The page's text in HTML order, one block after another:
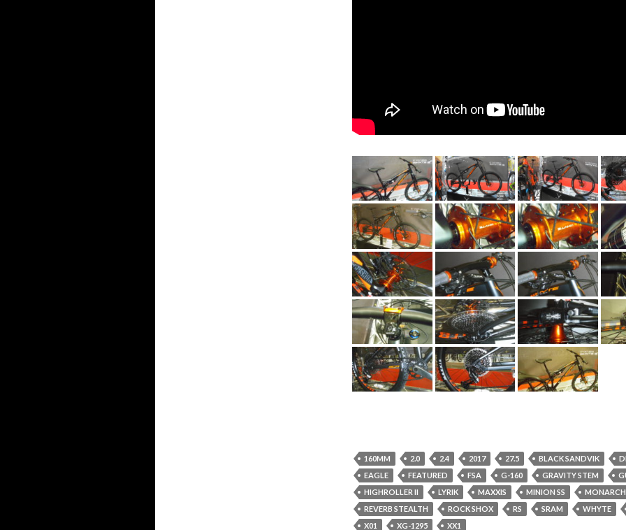
160MM 2.0 2.4 2017 27.5 BLACK SANDVIK
EAGLE
FEATURED FSA G-160 GRAVITY STEM
HIGHROLLER II
LYRIK MAXXIS MINION SS
MONARCH
REVERB STEALTH
ROCK SHOX RS SRAM
WHYTE
X01
XG-1295 XX1